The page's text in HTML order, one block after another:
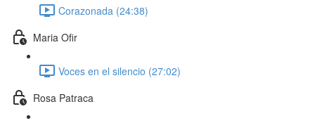
Corazonada (24:38)
Maria Ofir
Voces en el silencio (27:02)
Rosa Patraca